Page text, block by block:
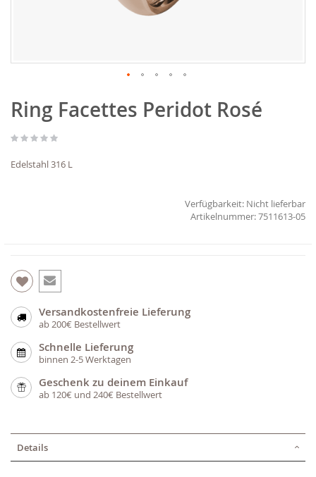
Anfang
der
springen
Ring Facettes Peridot Rosé
Edelstahl 316 L
Verfügbarkeit: Nicht lieferbar
7511613-05
Versandkostenfreie Lieferung
ab 200€ Bestellwert
Schnelle Lieferung
binnen 2-5 Werktagen
Geschenk zu deinem Einkauf
ab 120€ und 240€ Bestellwert
Details